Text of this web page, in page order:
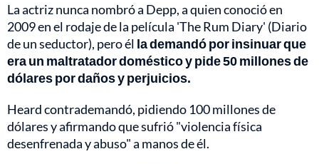
La actriz nunca nombró a Depp, a quien conoció en
2009 en el rodaje de la película 'The Rum Diary' (Diario
de un seductor), pero él la demandó por insinuar que
era un maltratador doméstico y pide 50 millones de
dólares por daños y perjuicios.
Heard contrademandó, pidiendo 100 millones de
dólares y afirmando que sufrió "violencia física
desenfrenada y abuso" a manos de él.